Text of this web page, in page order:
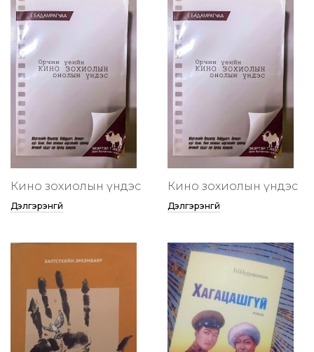
Кино зохиолын үндэс
Дэлгэрэнгүй
Кино зохиолын үндэс
Дэлгэрэнгүй